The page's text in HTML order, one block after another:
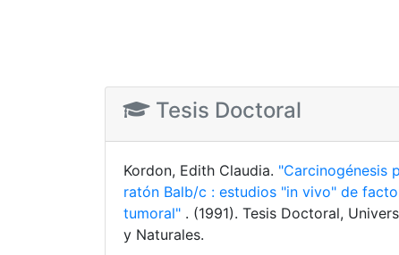
Tesis Doctoral
Kordon, Edith Claudia. "Carcinogénesis
ratón Balb/c : estudios "in vivo" de
tumoral" . (1991). Tesis Doctoral,
y Naturales.